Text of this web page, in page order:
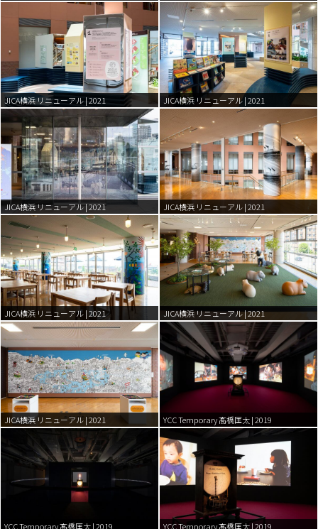
JICA横浜 リニューアル | 2021 JICA横浜 リニューアル | 2021
JICA横浜 リニューアル | 2021 JICA横浜 リニューアル | 2021
JICA横浜 リニューアル | 2021 JICA横浜 リニューアル | 2021
JICA横浜 リニューアル | 2021 YCC Temporary 髙橋匡太 | 2019
YCC Temporary 髙橋匡太 | 2019 YCC Temporary 髙橋匡太 | 2019